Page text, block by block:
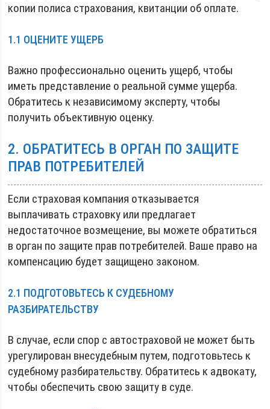
копии полиса страхования, квитанции об оплате.
1.1 ОЦЕНИТЕ УЩЕРБ
Важно профессионально оценить ущерб, чтобы
иметь представление о реальной сумме ущерба.
Обратитесь к независимому эксперту, чтобы
получить объективную оценку.
2. ОБРАТИТЕСЬ В ОРГАН ПО ЗАЩИТЕ
ПРАВ ПОТРЕБИТЕЛЕЙ
Если страховая компания отказывается
выплачивать страховку или предлагает
недостаточное возмещение, вы можете обратиться
в орган по защите прав потребителей. Ваше право на
компенсацию будет защищено законом.
2.1 ПОДГОТОВЬТЕСЬ К СУДЕБНОМУ
РАЗБИРАТЕЛЬСТВУ
В случае, если спор с автостраховой не может быть
урегулирован внесудебным путем, подготовьтесь к
судебному разбирательству. Обратитесь к адвокату,
чтобы обеспечить свою защиту в суде.